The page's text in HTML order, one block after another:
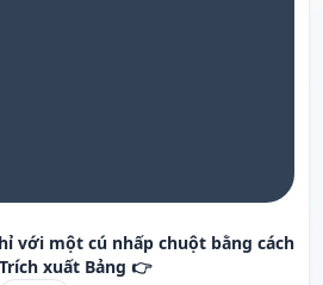
với một cú nhấp chuột bằng cách
xuất Bảng 👉